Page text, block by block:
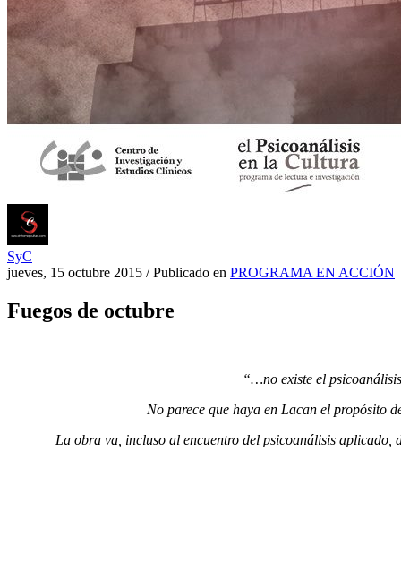
SyC
jueves, 15 octubre 2015 /Publicado en PROGRAMA EN ACCIÓN
Fuegos de octubre
“…no existe el
No parece que haya en Lacan el propósito
La obra va, incluso al encuentro del psicoanálisis aplicado,